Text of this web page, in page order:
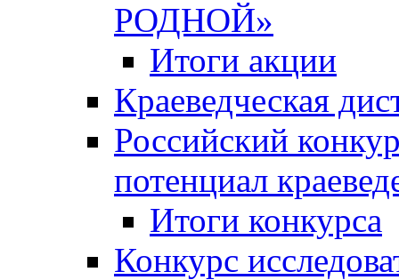
РОДНОЙ»
Итоги акции
Краеведческая
Российский
потенциал
Итоги конкурса
Конкурс